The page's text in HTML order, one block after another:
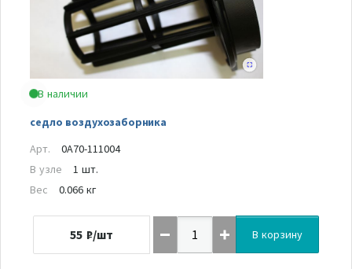
В наличии
седло воздухозаборника
Арт.
0A70-111004
В узле
1 шт.
Вес
0.066 кг
55 ₽/шт В корзину